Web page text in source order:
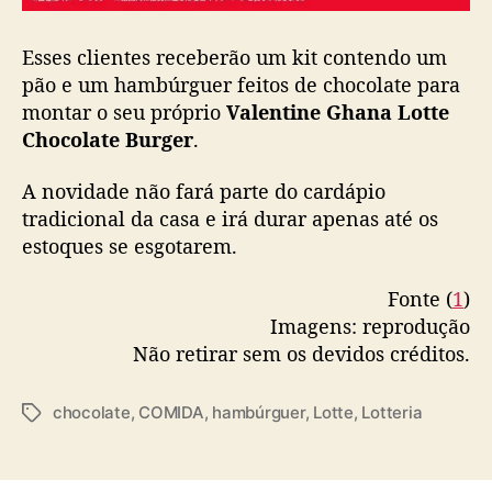
Esses clientes receberão um kit contendo um
pão e um hambúrguer feitos de chocolate para
montar o seu próprio Valentine Ghana Lotte
Chocolate Burger.
A novidade não fará parte do cardápio
tradicional da casa e irá durar apenas até os
estoques se esgotarem.
Fonte (1)
Imagens: reprodução
Não retirar sem os devidos créditos.
T
s
chocolate, COMIDA, hambúrguer, Lotte, Lotteria